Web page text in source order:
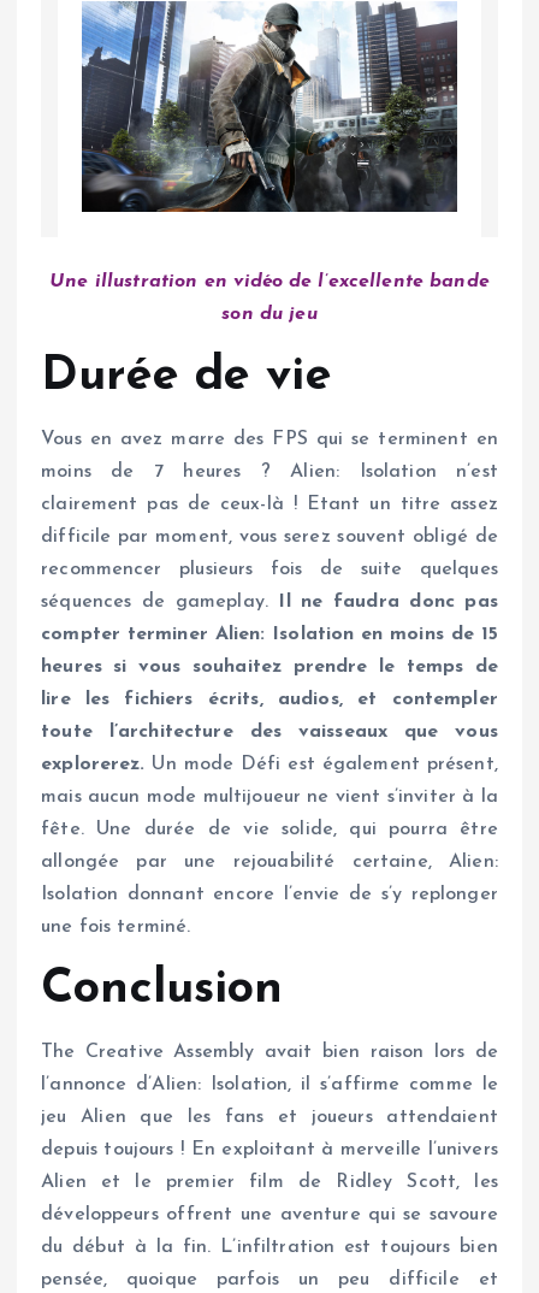
Une illustration en vidéo de l’excellente bande
son du jeu
Durée de vie
Vous en avez marre des FPS qui se terminent en
moins de 7 heures ? Alien: Isolation n’est
clairement pas de ceux-là ! Etant un titre assez
difficile par moment, vous serez souvent obligé de
recommencer plusieurs fois de suite quelques
séquences de gameplay.
Il ne faudra donc pas
compter terminer Alien: Isolation en moins de 15
heures si vous souhaitez prendre le temps de
lire les fichiers écrits, audios, et contempler
toute l’architecture des vaisseaux que vous
explorerez. Un mode Défi est également présent,
mais aucun mode multijoueur ne vient s’inviter à la
fête. Une durée de vie solide, qui pourra être
allongée par une rejouabilité certaine, Alien:
Isolation donnant encore l’envie de s’y replonger
une fois terminé.
Conclusion
The Creative Assembly avait bien raison lors de
l’annonce d’Alien: Isolation, il s’affirme comme le
jeu Alien que les fans et joueurs attendaient
depuis toujours ! En exploitant à merveille l’univers
Alien et le premier film de Ridley Scott, les
développeurs offrent une aventure qui se savoure
du début à la fin. L’infiltration est toujours bien
pensée, quoique parfois un peu difficile et